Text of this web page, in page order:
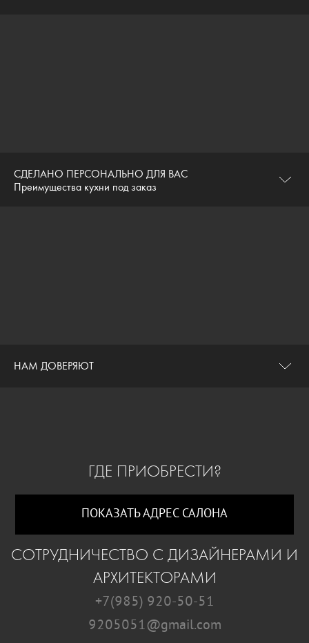
СДЕЛАНО ПЕРСОНАЛЬНО ДЛЯ ВАС
Преимущества кухни под заказ
НАМ ДОВЕРЯЮТ
ГДЕ ПРИОБРЕСТИ?
ПОКАЗАТЬ АДРЕС САЛОНА
СОТРУДНИЧЕСТВО С ДИЗАЙНЕРАМИ И
АРХИТЕКТОРАМИ
+7(985) 920-50-51
9205051@gmail.com